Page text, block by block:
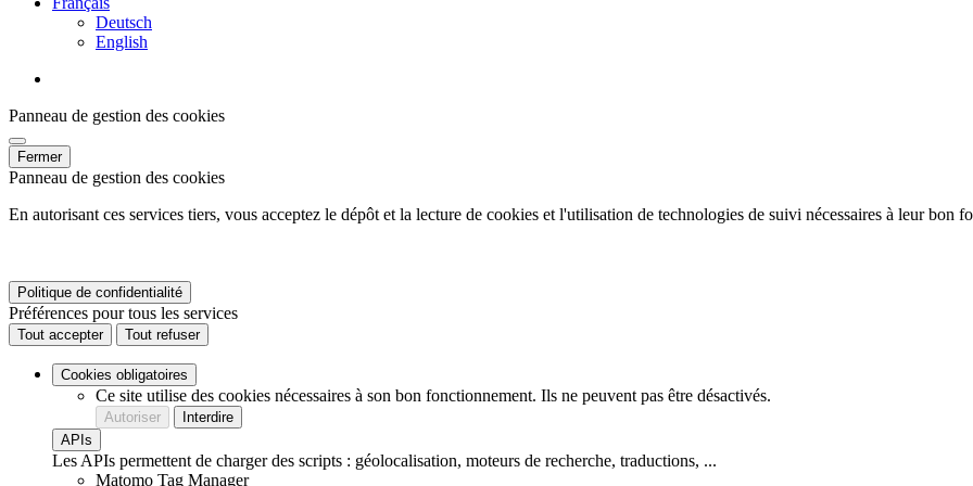
Deutsch
English
Panneau de gestion des cookies
Fermer
Panneau de gestion des cookies
En autorisant ces services tiers, vous acceptez le dépôt et la lecture de cookies et l'utilisation de technologies de suivi nécessaires à leur bon
Politique de confidentialité
Préférences pour tous les services
Tout accepter Tout refuser
Cookies obligatoires
Ce site utilise des cookies nécessaires à son bon fonctionnement. Ils ne peuvent pas être désactivés.
Autoriser
Interdire
APIs
Les APIs permettent de charger des scripts : géolocalisation, moteurs de recherche, traductions, ...
Matomo Tag Manager